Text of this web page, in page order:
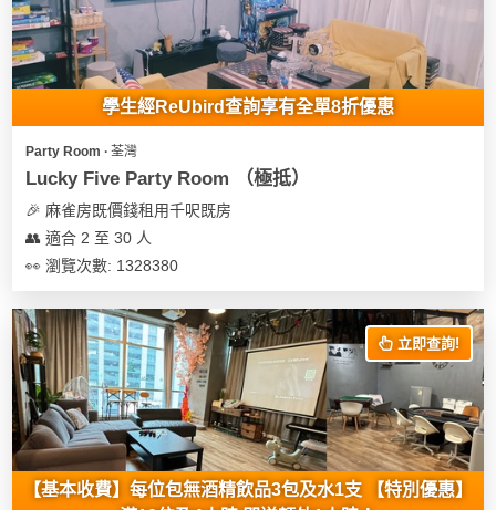
學生經ReUbird查詢享有全單8折優惠
Party Room ∙ 荃灣
Lucky Five Party Room （極抵）
🎉 麻雀房既價錢租用千呎既房
👥 適合 2 至 30 人
👀 瀏覽次數: 1328380
立即查詢!
【基本收費】每位包無酒精飲品3包及水1支 【特別優惠】